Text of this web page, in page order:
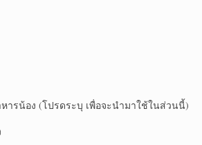
ารน้อง (โปรดระบุ เพื่อจะนำมาใช้ในส่วนนี้)